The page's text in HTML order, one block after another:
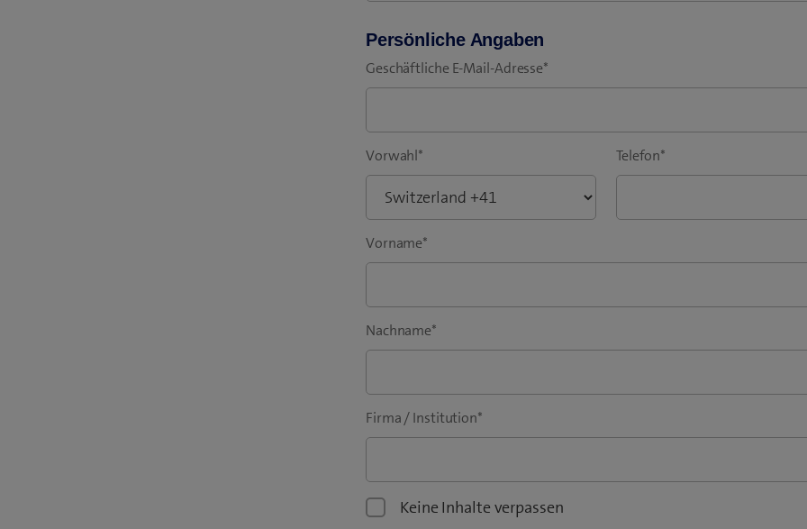
Persönliche Angaben
Geschäftliche E-Mail-Adresse*
Vorwahl* Telefon*
Vorname*
Nachname*
Firma / Institution*
Keine Inhalte verpassen